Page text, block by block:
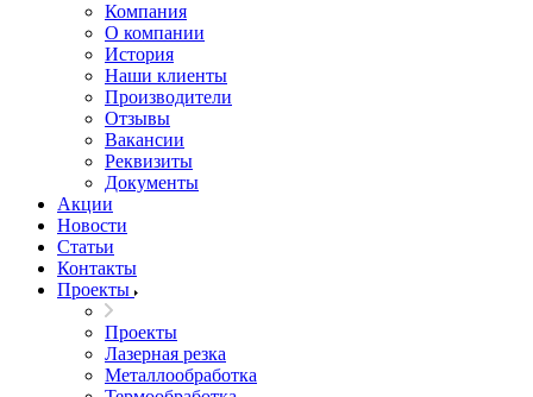
Компания
О компании
История
Наши клиенты
Производители
Отзывы
Вакансии
Реквизиты
Документы
Акции
Новости
Статьи
Контакты
Проекты
Проекты
Лазерная резка
Металлообработка